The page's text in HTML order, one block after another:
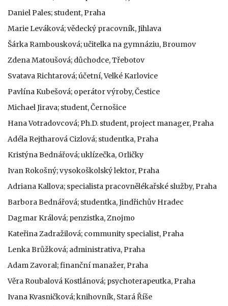
Daniel Pales; student, Praha
Marie Leváková; vědecký pracovník, Jihlava
Šárka Rambousková; učitelka na gymnáziu, Broumov
Zdena Matoušová; důchodce, Třebotov
Svatava Richtarová; účetní, Velké Karlovice
Pavlína Kubešová; operátor výroby, Čestice
Michael Jirava; student, Černošice
Hana Votradovcová; Ph.D. student, project manager, Praha
Adéla Rejtharová Cizlová; studentka, Praha
Kristýna Bednářová; uklízečka, Orličky
Ivan Rokošný; vysokoškolský lektor, Praha
Adriana Kallova; specialista pracovnělékařské služby, Praha
Barbora Bednářová; studentka, Jindřichův Hradec
Dagmar Králová; penzistka, Znojmo
Kateřina Zadražilová; community specialist, Praha
Lenka Brůžková; administrativa, Praha
Adam Zavoral; finanční manažer, Praha
Věra Roubalová Kostlánová; psychoterapeutka, Praha
Ivana Kvasničková; knihovník, Stará Říše